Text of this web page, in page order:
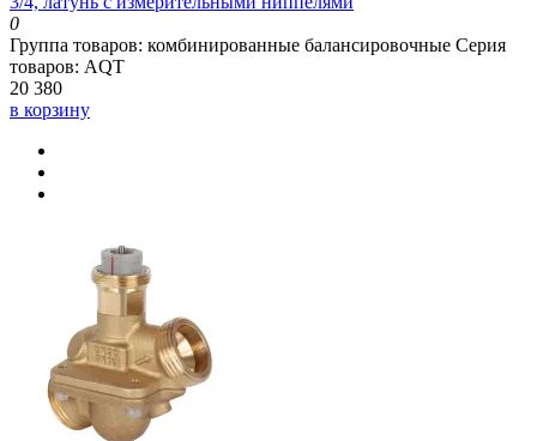
0
Группа товаров: комбинированные балансировочные Серия
товаров: AQT
20 380
в корзину